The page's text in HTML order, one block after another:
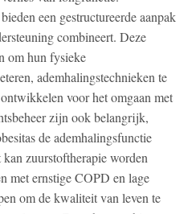
een gestructureerde aanpak
combineert. Deze
om hun fysieke
ademhalingstechnieken te
voor het omgaan met
zijn ook belangrijk,
de ademhalingsfunctie
zuurstoftherapie worden
met ernstige COPD en lage
om de kwaliteit van leven te